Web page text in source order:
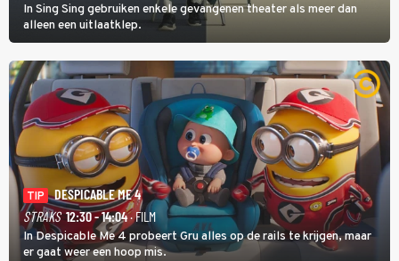
In Sing Sing gebruiken enkele gevangenen theater als meer dan
alleen een uitlaatklep.
TIP
DESPICABLE ME 4
STRAKS 12:30 - 14:04· FILM
In Despicable Me 4 probeert Gru alles op de rails te krijgen, maar
er gaat weer een hoop mis.